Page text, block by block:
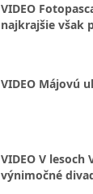
VIDEO
najkrajšie však
VIDEO Májovú
VIDEO V
výnimočné